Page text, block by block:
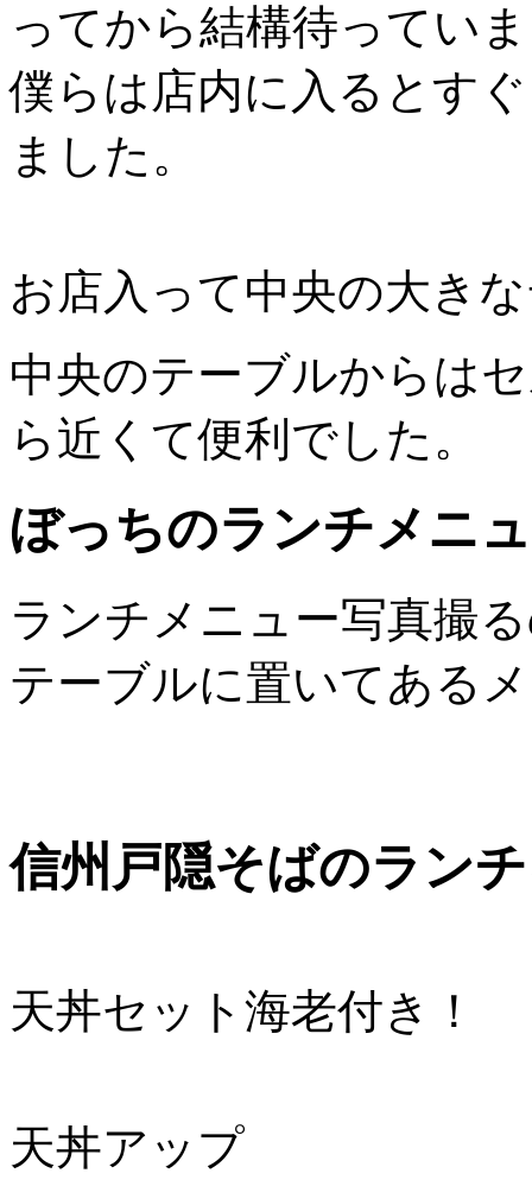
ってから結構待ってい
僕らは店内に入るとす
ました。
お店入って中央の大き
中央のテーブルからは
ら近くて便利でした。
ぼっちのランチメニ
ランチメニュー写真撮
テーブルに置いてある
信州戸隠そばのラン
天丼セット海老付き！
天丼アップ